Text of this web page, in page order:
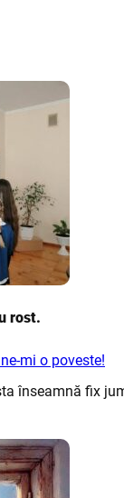
rost.
mi o poveste!
înseamnă fix